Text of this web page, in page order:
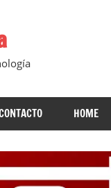
HOME